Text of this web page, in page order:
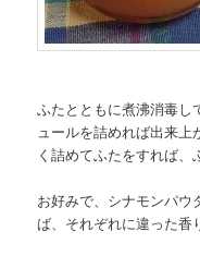
ふたとともに煮沸消毒し
ュールを詰めれば出来
く詰めてふたをすれば、
お好みで、シナモンパウ
ば、それぞれに違った香